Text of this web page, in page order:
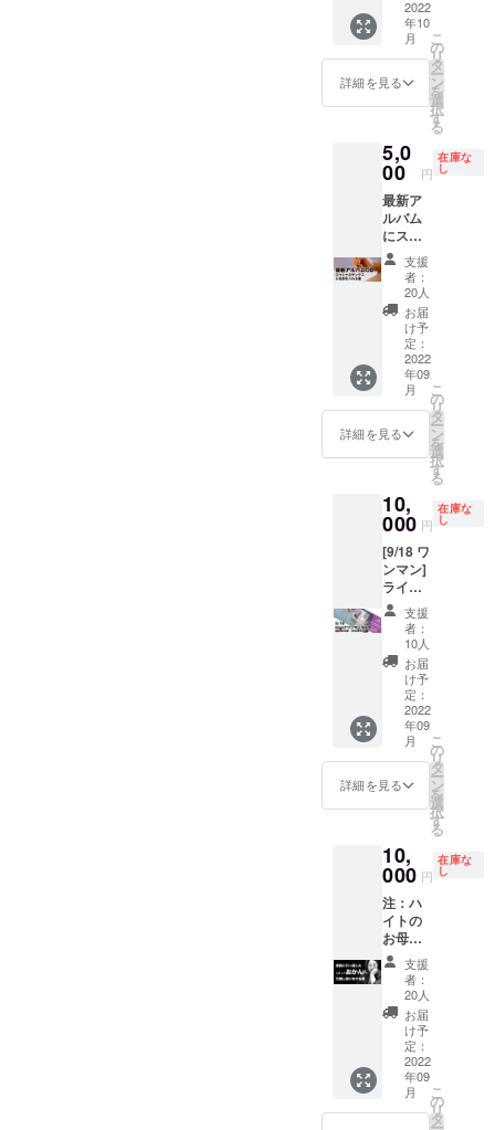
支援い
ただき
ました
金額と
プレゼ
はアル
バム制
作代に
大切に
使わせ
ていた
だきま
す。
内の
90%以
上の
シェア
を誇っ
ていま
す。 す
全面に
出した
爽やか
なシト
ラス系
の香
り。 日
本、海
外でも
すだち
を全面
に出し
使用し
た香水
は稀。
すだち
の香り
されて
いるこ
とも少
ないた
め この
機会に
ぜひ
爽やか
な香り
をお楽
しみく
ださ
い。 金
熊香水
様 製
造販売
元とな
のプロ
デュー
ス商品
となり
ます。
https://
kinkum
aperfu
me.co
m/
2022
年10
月
詳細を見る
こ
の
リ
タ
ー
ン
を
選
択
す
る
5,0
00 円
在庫な
し
最新ア
ルバム
にスペ
シャル
サンク
スとし
てお名
前を入
れさせ
ていた
だきま
す。 ス
ペシャ
ルサン
クス掲
載のみ
となり
ます。
スペ
シャル
サンク
スに掲
載後、
掲載部
分の画
像をお
送りし
ます。
掲載ご
希望の
お名前
を一
つ 備
い。
支援
者：
20人
お届
け予
定：
2022
年09
月
詳細を見る
こ
の
リ
タ
ー
ン
を
選
択
す
る
10,
000 円
在庫な
し
[9/18 ワ
ンマン]
ライブ
チケッ
トSS 最
前列25
名で売
り出し
たSSチ
ケット
（リハ
も見れ
ます、
ハイト
と写真
が撮れ
と出し
た結果
惨敗。
えっ
ハイト
ファン
いない
の？？
？ 愛の
手
を・・
HighTワ
ンマン
ライブ
2022 -
支援
者：
10人
お届
け予
定：
2022
年09
月
詳細を見る
こ
の
リ
タ
ー
ン
を
選
択
す
る
10,
000 円
在庫な
し
注：ハ
イトの
お母さ
んでは
ありま
せん。
一番最
初にコ
ンプ
リート
したら
面白す
ぎるけ
支援
者：
20人
お届
け予
定：
2022
年09
月
こ
の
リ
タ